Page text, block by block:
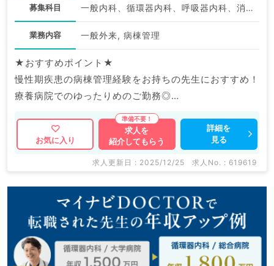
募集科目 一般内科、循環器内科、呼吸器内科、消化器内科、内分泌・代謝内科、腎臓内科
業務内容 一般外来, 病棟管理
★おすすめポイント★
慢性期疾患の病棟管理経験をお持ちの先生におすすめ！
療養病院でのゆったりめのご勤務◎
週4日よりご勤務可能＆土曜日のお休みもご相談いただ
けます！
お気に入り
求人を
紹介してもらう
詳細を
見る
求人更新日 : 2025/12/25 求人No. : 619619